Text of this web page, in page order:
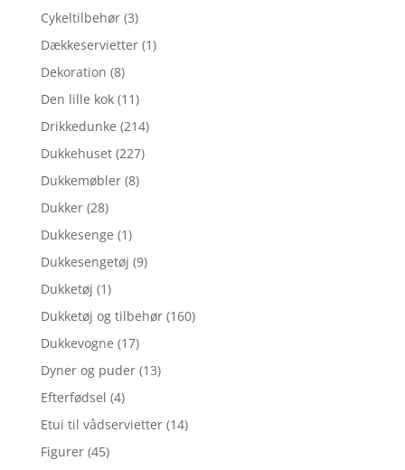
Cykeltilbehør (3)
Dækkeservietter (1)
Dekoration (8)
Den lille kok (11)
Drikkedunke (214)
Dukkehuset (227)
Dukkemøbler (8)
Dukker (28)
Dukkesenge (1)
Dukkesengetøj (9)
Dukketøj (1)
Dukketøj og tilbehør (160)
Dukkevogne (17)
Dyner og puder (13)
Efterfødsel (4)
Etui til vådservietter (14)
Figurer (45)